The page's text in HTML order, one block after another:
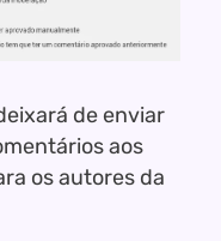
de enviar
aos
os autores da